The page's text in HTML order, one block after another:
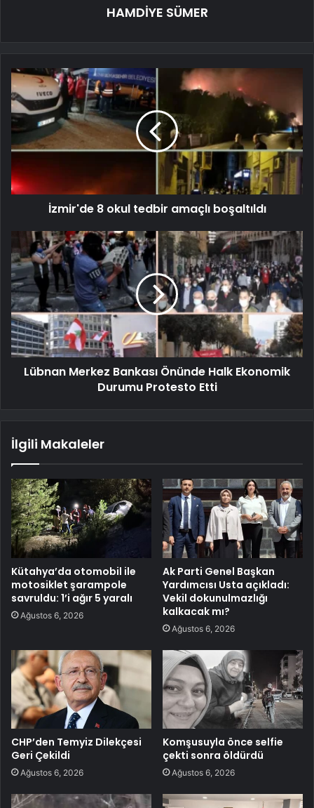
HAMDİYE SÜMER
İzmir'de 8 okul tedbir amaçlı boşaltıldı
Lübnan Merkez Bankası Önünde Halk Ekonomik
Durumu Protesto Etti
İlgili Makaleler
Kütahya’da otomobil ile
motosiklet şarampole
savruldu: 1’i ağır 5 yaralı
Ağustos 6, 2026
Ak Parti Genel Başkan
Yardımcısı Usta açıkladı:
Vekil dokunulmazlığı
kalkacak mı?
Ağustos 6, 2026
CHP’den Temyiz Dilekçesi
Geri Çekildi
Ağustos 6, 2026
Komşusuyla önce selfie
çekti sonra öldürdü
Ağustos 6, 2026